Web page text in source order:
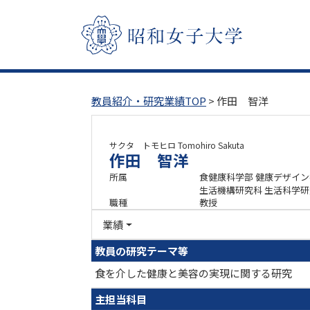
教員紹介・研究業績TOP > 作田 智洋
サクタ トモヒロ Tomohiro Sakuta
作田 智洋
所属
食健康科学部 健康デザイ
生活機構研究科 生活科学
職種
教授
業績
教員の研究テーマ等
食を介した健康と美容の実現に関する研究
主担当科目